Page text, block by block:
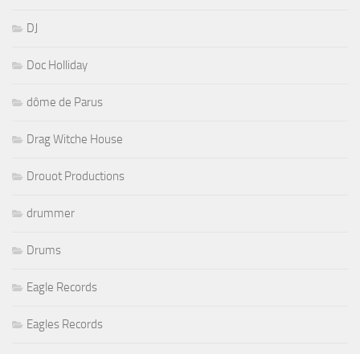
DJ
Doc Holliday
dôme de Parus
Drag Witche House
Drouot Productions
drummer
Drums
Eagle Records
Eagles Records